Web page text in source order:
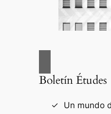
Boletín Études
Un mundo